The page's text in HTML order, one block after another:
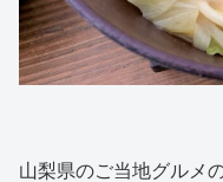
山梨県のご当地グルメ